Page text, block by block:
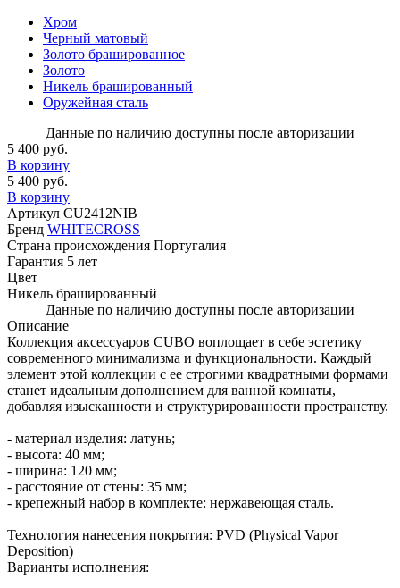
Хром
Черный матовый
Золото брашированное
Золото
Никель брашированный
Оружейная сталь
Данные по наличию доступны после авторизации
5 400 руб.
В корзину
5 400 руб.
В корзину
Артикул CU2412NIB
Бренд WHITECROSS
Страна происхождения Португалия
Гарантия 5 лет
Цвет
Никель брашированный
Данные по наличию доступны после авторизации
Описание
Коллекция аксессуаров CUBO воплощает в себе эстетику
современного минимализма и функциональности. Каждый
элемент этой коллекции с ее строгими квадратными формами
станет идеальным дополнением для ванной комнаты,
добавляя изысканности и структурированности пространству.
- материал изделия: латунь;
- высота: 40 мм;
- ширина: 120 мм;
- расстояние от стены: 35 мм;
- крепежный набор в комплекте: нержавеющая сталь.
Технология нанесения покрытия: PVD (Physical Vapor
Deposition)
Варианты исполнения: